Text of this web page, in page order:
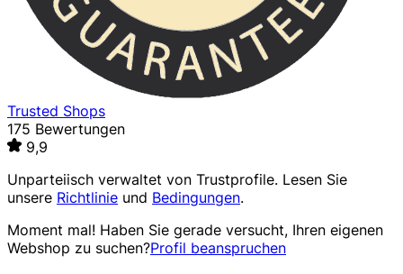
Trusted Shops
175 Bewertungen
9,9
Unparteiisch verwaltet von Trustprofile. Lesen Sie
unsere Richtlinie und Bedingungen.
Moment mal! Haben Sie gerade versucht, Ihren eigenen
Webshop zu suchen?Profil beanspruchen